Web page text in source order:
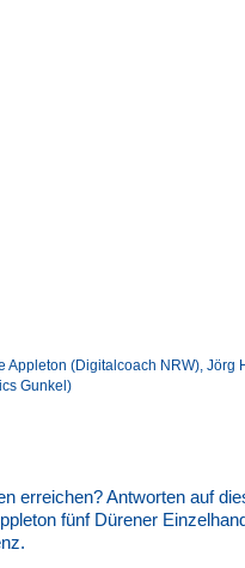
(Digitalcoach NRW), Jörg
Gunkel)
erreichen? Antworten auf
fünf Dürener